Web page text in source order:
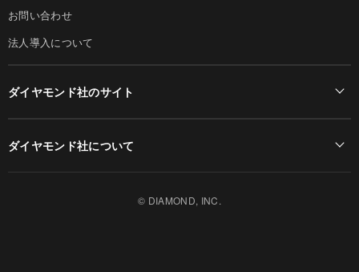
お問い合わせ
法人導入について
ダイヤモンド社のサイト
ダイヤモンド社について
© DIAMOND, INC.